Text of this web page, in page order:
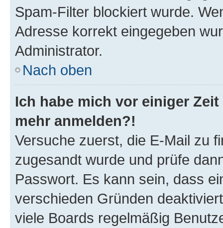
Spam-Filter blockiert wurde.
Adresse korrekt eingegeben
Administrator.
Nach oben
Ich habe mich vor einiger
mehr anmelden?!
Versuche zuerst, die E-Mail zu
zugesandt wurde und prüfe
Passwort. Es kann sein, dass
verschieden Gründen
viele Boards regelmäßig